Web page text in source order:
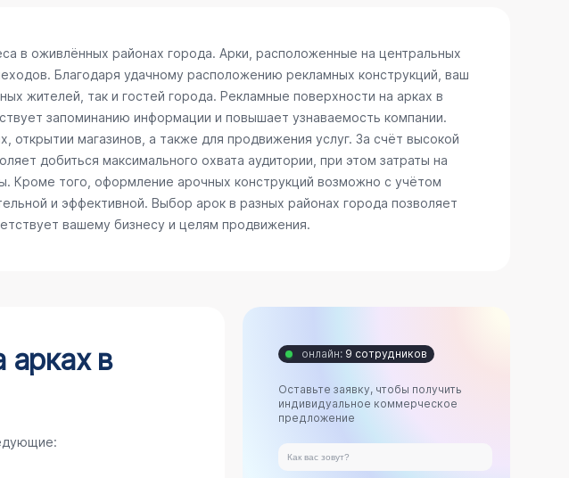
в оживлённых районах города. Арки, расположенные на центральных
Благодаря удачному расположению рекламных конструкций, ваш
жителей, так и гостей города. Рекламные поверхности на арках в
запоминанию информации и повышает узнаваемость компании.
магазинов, а также для продвижения услуг. За счёт высокой
добиться максимального охвата аудитории, при этом затраты на
Кроме того, оформление арочных конструкций возможно с учётом
и эффективной. Выбор арок в разных районах города позволяет
вашему бизнесу и целям продвижения.
в
онлайн: 9 сотрудников
Оставьте заявку, чтобы получить
индивидуальное коммерческое
предложение